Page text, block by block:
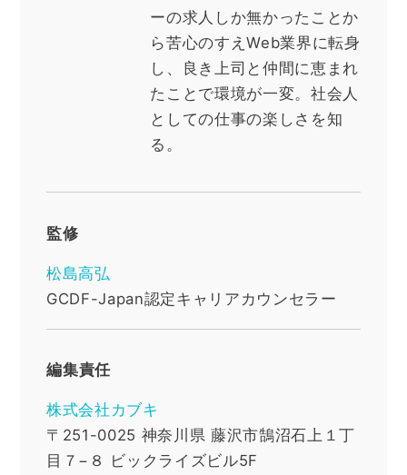
ーの求人しか無かったことか
ら苦心のすえWeb業界に転身
し、良き上司と仲間に恵まれ
たことで環境が一変。社会人
としての仕事の楽しさを知
る。
監修
松島高弘
GCDF-Japan認定キャリアカウンセラー
編集責任
株式会社カブキ
〒251-0025 神奈川県 藤沢市鵠沼石上１丁
目７−８ ビックライズビル5F